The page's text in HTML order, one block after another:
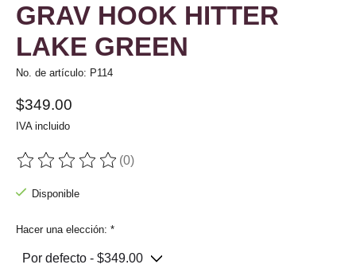
GRAV HOOK HITTER
LAKE GREEN
No. de artículo: P114
$349.00
IVA incluido
The rating of this product is
(0)
Disponible
Hacer una elección: *